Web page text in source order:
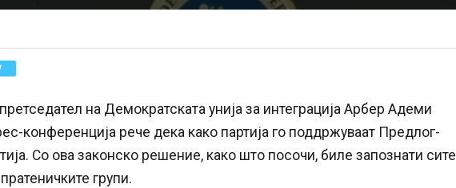
на Демократската унија за интеграција Арбер Адеми
конференција рече дека како партија го поддржуваат Предлог-
Со ова законско решение, како што посочи, биле запознати сите
групи.